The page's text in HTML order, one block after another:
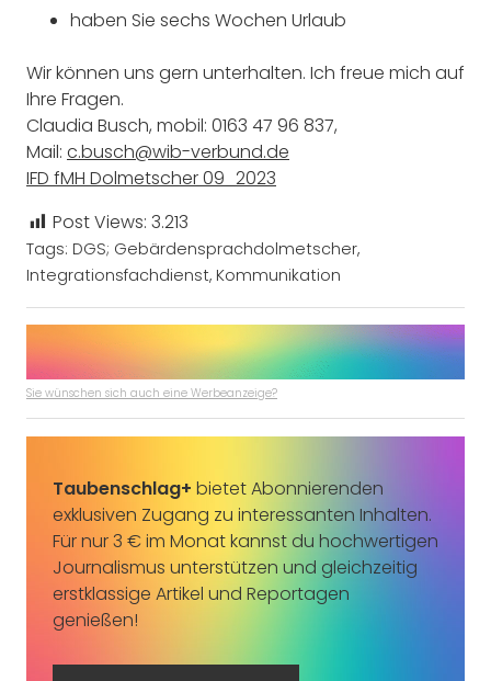
haben Sie sechs Wochen Urlaub
Wir können uns gern unterhalten. Ich freue mich auf
Ihre Fragen.
Claudia Busch, mobil: 0163 47 96 837,
Mail: c.busch@wib-verbund.de
IFD fMH Dolmetscher 09_2023
Post Views: 3.213
Tags: DGS; Gebärdensprachdolmetscher,
Integrationsfachdienst, Kommunikation
Sie wünschen sich auch eine Werbeanzeige?
Taubenschlag+ bietet Abonnierenden
exklusiven Zugang zu interessanten Inhalten.
Für nur 3 € im Monat kannst du hochwertigen
Journalismus unterstützen und gleichzeitig
erstklassige Artikel und Reportagen
genießen!